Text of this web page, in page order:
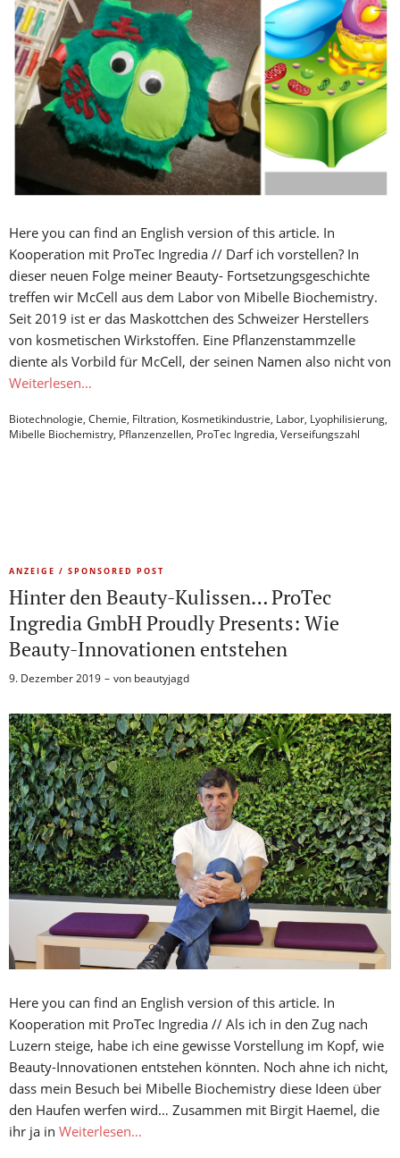
Here you can find an English version of this article. In
Kooperation mit ProTec Ingredia // Darf ich vorstellen? In
dieser neuen Folge meiner Beauty- Fortsetzungsgeschichte
treffen wir McCell aus dem Labor von Mibelle Biochemistry.
Seit 2019 ist er das Maskottchen des Schweizer Herstellers
von kosmetischen Wirkstoffen. Eine Pflanzenstammzelle
diente als Vorbild für McCell, der seinen Namen also nicht von
Weiterlesen…
Biotechnologie, Chemie, Filtration, Kosmetikindustrie, Labor, Lyophilisierung,
Mibelle Biochemistry, Pflanzenzellen, ProTec Ingredia, Verseifungszahl
ANZEIGE / SPONSORED POST
Hinter den Beauty-Kulissen… ProTec
Ingredia GmbH Proudly Presents: Wie
Beauty-Innovationen entstehen
9. Dezember 2019 von beautyjagd
Here you can find an English version of this article. In
Kooperation mit ProTec Ingredia // Als ich in den Zug nach
Luzern steige, habe ich eine gewisse Vorstellung im Kopf, wie
Beauty-Innovationen entstehen könnten. Noch ahne ich nicht,
dass mein Besuch bei Mibelle Biochemistry diese Ideen über
den Haufen werfen wird… Zusammen mit Birgit Haemel, die
ihr ja in Weiterlesen…